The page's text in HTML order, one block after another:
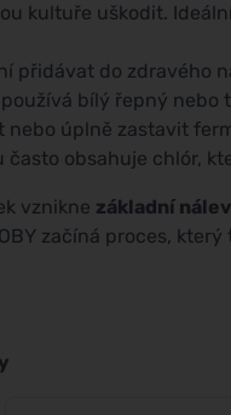
kultuře uškodit.
přidávat do zdravého
používá bílý řepný
nebo úplně zastavit
často obsahuje chlór,
vznikne základní nálev
začíná proces,